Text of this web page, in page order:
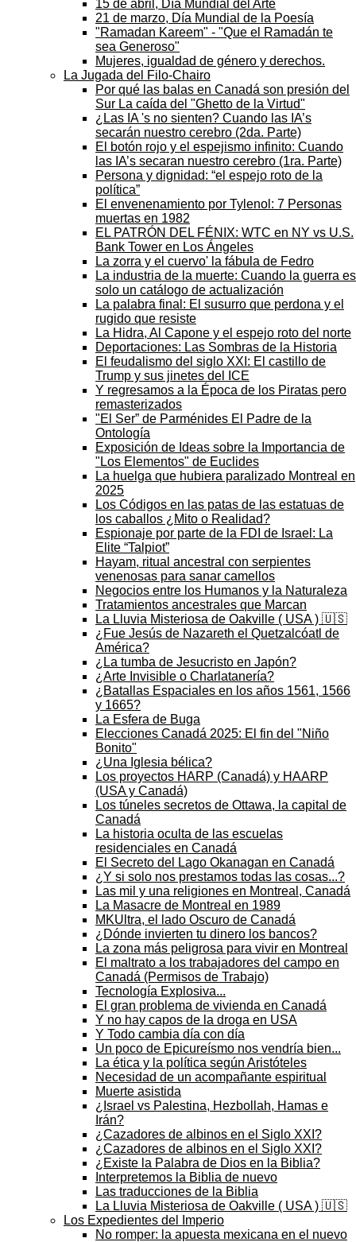
15 de abril, Día Mundial del Arte
21 de marzo, Día Mundial de la Poesía
"Ramadan Kareem" - "Que el Ramadán te
sea Generoso"
Mujeres, igualdad de género y derechos.
La Jugada del Filo-Chairo
Por qué las balas en Canadá son presión del
Sur La caída del "Ghetto de la Virtud"
¿Las IA 's no sienten? Cuando las IA’s
secarán nuestro cerebro (2da. Parte)
El botón rojo y el espejismo infinito: Cuando
las IA’s secaran nuestro cerebro (1ra. Parte)
Persona y dignidad: “el espejo roto de la
política”
El envenenamiento por Tylenol: 7 Personas
muertas en 1982
EL PATRÓN DEL FÉNIX: WTC en NY vs U.S.
Bank Tower en Los Ángeles
La zorra y el cuervo' la fábula de Fedro
La industria de la muerte: Cuando la guerra es
solo un catálogo de actualización
La palabra final: El susurro que perdona y el
rugido que resiste
La Hidra, Al Capone y el espejo roto del norte
Deportaciones: Las Sombras de la Historia
El feudalismo del siglo XXI: El castillo de
Trump y sus jinetes del ICE
Y regresamos a la Época de los Piratas pero
remasterizados
"El Ser” de Parménides El Padre de la
Ontología
Exposición de Ideas sobre la Importancia de
"Los Elementos" de Euclides
La huelga que hubiera paralizado Montreal en
2025
Los Códigos en las patas de las estatuas de
los caballos ¿Mito o Realidad?
Espionaje por parte de la FDI de Israel: La
Elite “Talpiot”
Hayam, ritual ancestral con serpientes
venenosas para sanar camellos
Negocios entre los Humanos y la Naturaleza
Tratamientos ancestrales que Marcan
La Lluvia Misteriosa de Oakville ( USA ) 🇺🇸
¿Fue Jesús de Nazareth el Quetzalcóatl de
América?
¿La tumba de Jesucristo en Japón?
¿Arte Invisible o Charlatanería?
¿Batallas Espaciales en los años 1561, 1566
y 1665?
La Esfera de Buga
Elecciones Canadá 2025: El fin del "Niño
Bonito"
¿Una Iglesia bélica?
Los proyectos HARP (Canadá) y HAARP
(USA y Canadá)
Los túneles secretos de Ottawa, la capital de
Canadá
La historia oculta de las escuelas
residenciales en Canadá
El Secreto del Lago Okanagan en Canadá
¿Y si solo nos prestamos todas las cosas...?
Las mil y una religiones en Montreal, Canadá
La Masacre de Montreal en 1989
MKUltra, el lado Oscuro de Canadá
¿Dónde invierten tu dinero los bancos?
La zona más peligrosa para vivir en Montreal
El maltrato a los trabajadores del campo en
Canadá (Permisos de Trabajo)
Tecnología Explosiva...
El gran problema de vivienda en Canadá
Y no hay capos de la droga en USA
Y Todo cambia día con día
Un poco de Epicureísmo nos vendría bien...
La ética y la política según Aristóteles
Necesidad de un acompañante espiritual
Muerte asistida
¿Israel vs Palestina, Hezbollah, Hamas e
Irán?
¿Cazadores de albinos en el Siglo XXI?
¿Cazadores de albinos en el Siglo XXI?
¿Existe la Palabra de Dios en la Biblia?
Interpretemos la Biblia de nuevo
Las traducciones de la Biblia
La Lluvia Misteriosa de Oakville ( USA ) 🇺🇸
Los Expedientes del Imperio
No romper: la apuesta mexicana en el nuevo